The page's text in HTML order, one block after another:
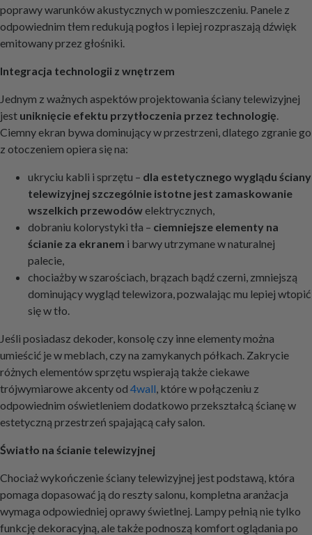
poprawy warunków akustycznych w pomieszczeniu. Panele z
odpowiednim tłem redukują pogłos i lepiej rozpraszają dźwięk
emitowany przez głośniki.
Integracja technologii z wnętrzem
Jednym z ważnych aspektów projektowania ściany telewizyjnej
jest uniknięcie efektu przytłoczenia przez technologię.
Ciemny ekran bywa dominujący w przestrzeni, dlatego zgranie go
z otoczeniem opiera się na:
ukryciu kabli i sprzętu – dla estetycznego wyglądu ściany
telewizyjnej szczególnie istotne jest zamaskowanie
wszelkich przewodówelektrycznych,
dobraniu kolorystyki tła – ciemniejsze elementy na
ścianie za ekranem i barwy utrzymane w naturalnej
palecie,
chociażby w szarościach, brązach bądź czerni, zmniejszą
dominujący wygląd telewizora, pozwalając mu lepiej wtopić
się w tło.
Jeśli posiadasz dekoder, konsolę czy inne elementy można
umieścić je w meblach, czy na zamykanych półkach. Zakrycie
różnych elementów sprzętu wspierają także ciekawe
trójwymiarowe akcenty od 4wall, które w połączeniu z
odpowiednim oświetleniem dodatkowo przekształcą ścianę w
estetyczną przestrzeń spajającą cały salon.
Światło na ścianie telewizyjnej
Chociaż wykończenie ściany telewizyjnej jest podstawą, która
pomaga dopasować ją do reszty salonu, kompletna aranżacja
wymaga odpowiedniej oprawy świetlnej. Lampy pełnią nie tylko
funkcję dekoracyjną, ale także podnoszą komfort oglądania po